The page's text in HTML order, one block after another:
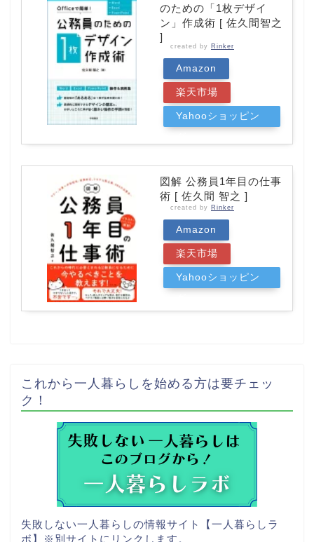
のための「1枚デザイ
ン」作成術 [ 佐久間智之
]
created by Rinker
Amazon
楽天市場
Yahooショッピン
図解 公務員1年目の仕事
術 [ 佐久間 智之 ]
created by Rinker
Amazon
楽天市場
Yahooショッピン
これから一人暮らしを始める方は要チェッ
ク！
失敗しない一人暮らしの情報サイト【一人暮らしラ
ボ】
※別サイトにリンクします。